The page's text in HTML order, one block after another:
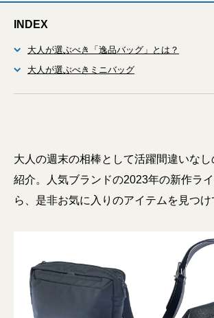
INDEX
大人が選ぶべき「逸品バッグ」とは？
大人が選ぶべきミニバッグ
大人の週末の相棒として活躍間違いな
紹介。人気ブランドの2023年の新作ラ
ら、是非お気に入りのアイテムを見つけ